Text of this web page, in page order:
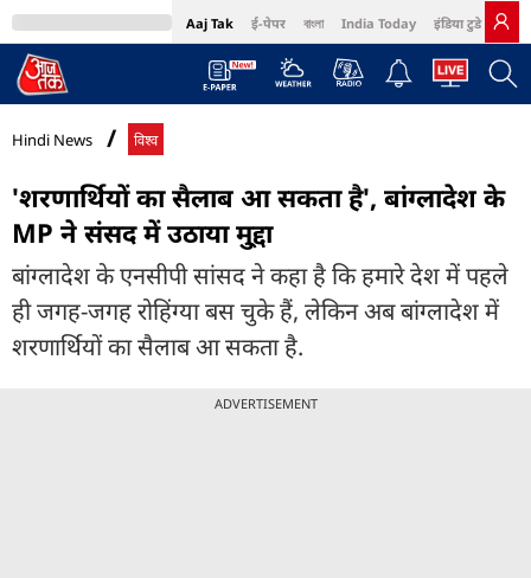
Aaj Tak ई-पेपर বাংলা India Today इंडिया टुडे हिंदी
MumbaiTak Cosmopolitan Harper's Bazaar Northeast
Hindi News विश्व
'शरणार्थियों का सैलाब आ सकता है', बांग्लादेश के
MP ने संसद में उठाया मु्द्दा
बांग्लादेश के एनसीपी सांसद ने कहा है कि हमारे देश में पहले
ही जगह-जगह रोहिंग्या बस चुके हैं, लेकिन अब बांग्लादेश में
शरणार्थियों का सैलाब आ सकता है.
ADVERTISEMENT